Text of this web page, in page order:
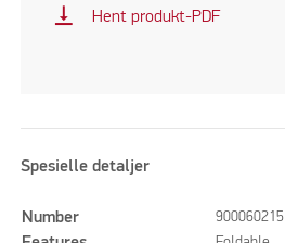
vertical_align_bottom Hent produkt-PDF
Spesielle detaljer
Number 900060215